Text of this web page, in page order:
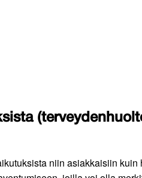
niin asiakkaisiin